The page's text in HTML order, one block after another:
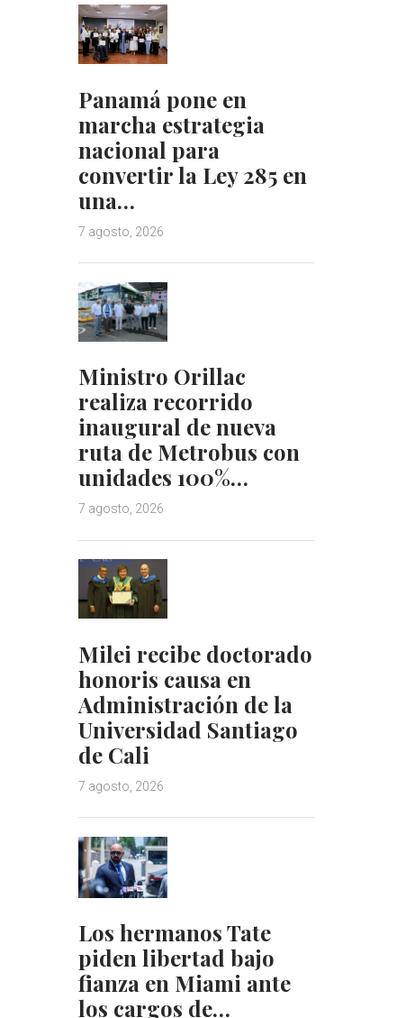
Panamá pone en
marcha estrategia
nacional para
convertir la Ley 285 en
una…
7 agosto, 2026
Ministro Orillac
realiza recorrido
inaugural de nueva
ruta de Metrobus con
unidades 100%…
7 agosto, 2026
Milei recibe doctorado
honoris causa en
Administración de la
Universidad Santiago
de Cali
7 agosto, 2026
Los hermanos Tate
piden libertad bajo
fianza en Miami ante
los cargos de…